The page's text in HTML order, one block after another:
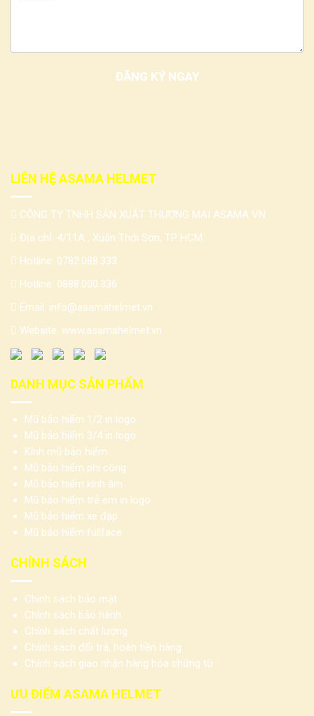
LIÊN HỆ ASAMA HELMET
CÔNG TY TNHH SẢN XUẤT THƯƠNG MẠI ASAMA VN
Địa chỉ: 4/11A , Xuân Thới Sơn, TP HCM
Hotline: 0782.088.333
Hotline: 0888.000.336
Email: info@asamahelmet.vn
Website: www.asamahelmet.vn
DANH MỤC SẢN PHẨM
Mũ bảo hiểm 1/2 in logo
Mũ bảo hiểm 3/4 in logo
Kính mũ bảo hiểm
Mũ bảo hiểm phi công
Mũ bảo hiểm kính âm
Mũ bảo hiểm trẻ em in logo
Mũ bảo hiểm xe đạp
Mũ bảo hiểm fullface
CHÍNH SÁCH
Chính sách bảo mật
Chính sách bảo hành
Chính sách chất lượng
Chính sách đổi trả, hoàn tiền hàng
Chính sách giao nhận hàng hóa chứng từ
ƯU ĐIỂM ASAMA HELMET